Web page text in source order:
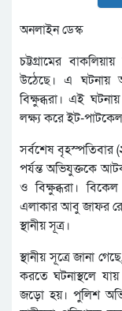
অনলাইন ডেস্ক
চট্টগ্রামের
উঠেছে। এ ঘটনায়
বিক্ষুব্ধরা। এই
লক্ষ্য করে ইট-
সর্বশেষ বৃহস্পতিবার
পর্যন্ত অভিযুক্তকে
ও বিক্ষুব্ধরা।
এলাকার আবু জাফর
স্থানীয় সূত্র।
স্থানীয় সূত্রে জানা
করতে ঘটনাস্থলে
জড়ো হয়। পুলিশ